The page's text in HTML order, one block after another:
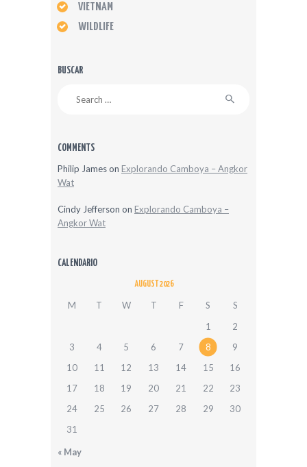
VIETNAM
WILDLIFE
BUSCAR
COMMENTS
Philip Jameson Explorando Camboya – Angkor
Wat
Cindy Jefferson on Explorando Camboya –
Angkor Wat
CALENDARIO
AUGUST 2026
M T W T F S
S
1
2
3
4 5 6 7 8
9
10
11 12 13 14 15
16
17
18 19 20 21 22
23
24
25 26 27 28 29
30
31
« May